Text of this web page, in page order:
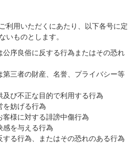
利用いただくにあたり、以下各号に定
いものとします。
序良俗に反する行為またはその恐れ
三者の財産、名誉、プライバシー等
び不正な目的で利用する行為
妨げる行為
様に対する誹謗中傷行為
を与える行為
る行為、またはその恐れのある行為